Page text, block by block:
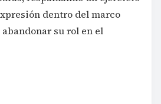
dentro del marco
su rol en el